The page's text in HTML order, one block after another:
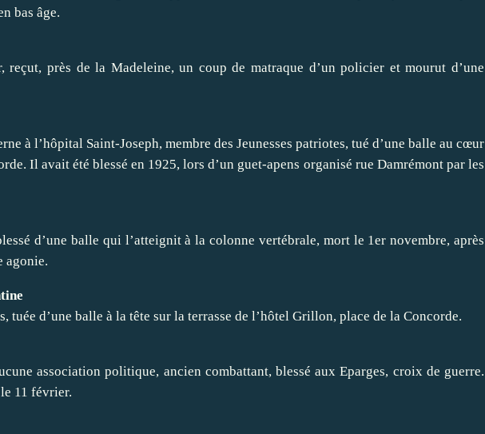
bas âge.
reçut, près de la Madeleine, un coup de matraque d’un policier et mourut d’une
à l’hôpital Saint-Joseph, membre des Jeunesses patriotes, tué d’une balle au cœur
Il avait été blessé en 1925, lors d’un guet-apens organisé rue Damrémont par les
d’une balle qui l’atteignit à la colonne vertébrale, mort le 1er novembre, après
agonie.
tuée d’une balle à la tête sur la terrasse de l’hôtel Grillon, place de la Concorde.
association politique, ancien combattant, blessé aux Eparges, croix de guerre.
11 février.